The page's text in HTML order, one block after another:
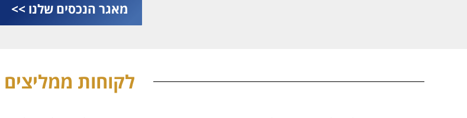
מאגר הנכסים שלנו >>
לקוחות ממליצים